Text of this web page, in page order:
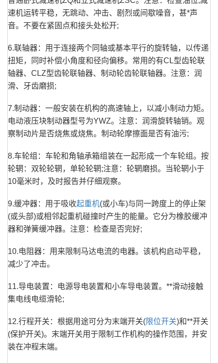
速机运转平稳，无跳动、冲击、剧烈或间歇噪音，甚*声
音。不要在紧固点和接头处松开;
6.联轴器：用于连接两个同轴或基本平行的旋转轴，以传递
扭矩，同时补偿小角度和径向偏移。常用的有CL型齿轮联
轴器、CLZ型齿轮联轴器、制动轮齿轮联轴器。注意：润
滑、牙齿磨损;
7.制动器：一般安装在机构的高速轴上，以减小制动力矩。
电动液压块制动器型号为YWZ。注意：润滑旋转轴销。观
察制动片是否烧焦或烧焦。制动轮摩擦面是否有油污;
8.车轮组：车轮和角轴承箱组装在一起形成一个车轮组。按
轮辋：双轮轮辋，单轮轮辋;注意：轮辋磨损。当轮辋小于
10毫米时，及时报告并仔细观察。
9.缓冲器：用于吸收起重机(或小车)与同一跨度上的停止架
(或头部)或相邻起重机碰撞时产生的能量。它分为橡胶缓冲
器和弹簧缓冲器。注意：检查是否完好;
10.电阻器：用来限制马达电流的电器。该机构启动平稳，
减少了冲击。
11.导电装置：电源导电装置和小车导电装置。**滑动接触
集电线电缆滑轮;
12.行程开关：根据用途可分为末端开关(限位开关)和**开关
(保护开关)。末端开关用于限制工作机构的操作范围，并安
装在冲程末端。